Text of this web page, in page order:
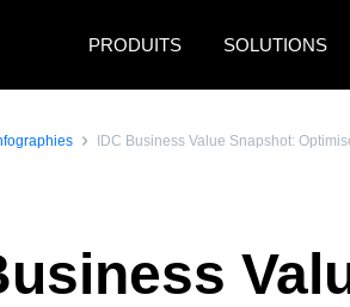
PRODUITS
SOLUTIONS
IDC Business Value Snapshot: